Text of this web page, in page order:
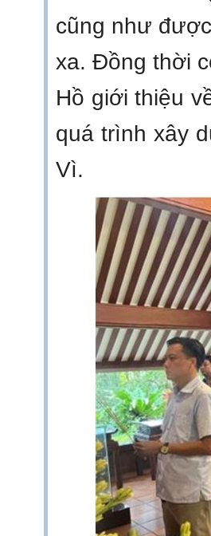
cũng như
xa. Đồng thời
Hồ giới thiệu
quá trình xây
Vì.